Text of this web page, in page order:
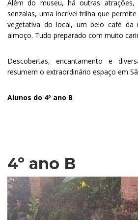
Além do museu, há outras
senzalas, uma incrível trilha que
vegetativa do local, um belo café da
almoço. Tudo preparado com muito
Descobertas, encantamento e
resumem o extraordinário espaço em
Alunos do 4º ano B
4º ano B